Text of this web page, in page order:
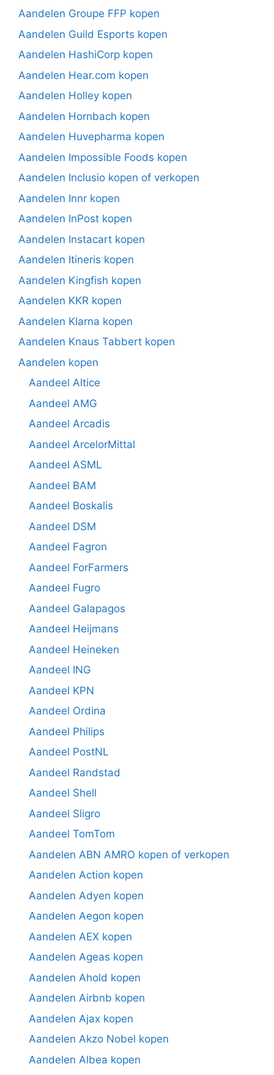
Aandelen Groupe FFP kopen
Aandelen Guild Esports kopen
Aandelen HashiCorp kopen
Aandelen Hear.com kopen
Aandelen Holley kopen
Aandelen Hornbach kopen
Aandelen Huvepharma kopen
Aandelen Impossible Foods kopen
Aandelen Inclusio kopen of verkopen
Aandelen Innr kopen
Aandelen InPost kopen
Aandelen Instacart kopen
Aandelen Itineris kopen
Aandelen Kingfish kopen
Aandelen KKR kopen
Aandelen Klarna kopen
Aandelen Knaus Tabbert kopen
Aandelen kopen
Aandeel Altice
Aandeel AMG
Aandeel Arcadis
Aandeel ArcelorMittal
Aandeel ASML
Aandeel BAM
Aandeel Boskalis
Aandeel DSM
Aandeel Fagron
Aandeel ForFarmers
Aandeel Fugro
Aandeel Galapagos
Aandeel Heijmans
Aandeel Heineken
Aandeel ING
Aandeel KPN
Aandeel Ordina
Aandeel Philips
Aandeel PostNL
Aandeel Randstad
Aandeel Shell
Aandeel Sligro
Aandeel TomTom
Aandelen ABN AMRO kopen of verkopen
Aandelen Action kopen
Aandelen Adyen kopen
Aandelen Aegon kopen
Aandelen AEX kopen
Aandelen Ageas kopen
Aandelen Ahold kopen
Aandelen Airbnb kopen
Aandelen Ajax kopen
Aandelen Akzo Nobel kopen
Aandelen Albea kopen